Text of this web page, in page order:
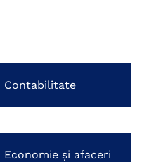
Contabilitate
Economie și afaceri